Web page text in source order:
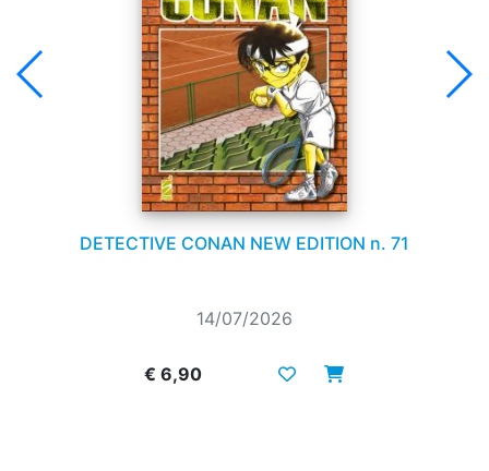
DETECTIVE CONAN NEW EDITION n. 71
14/07/2026
€ 6,90